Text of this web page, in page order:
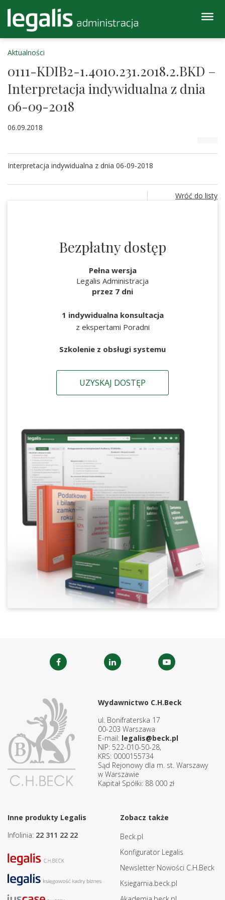
Aktualności
0111-KDIB2-1.4010.231.2018.2.BKD –
Interpretacja indywidualna z dnia
06-09-2018
06.09.2018
Interpretacja indywidualna z dnia 06-09-2018
Wróć do listy
Bezpłatny dostęp
Pełna wersja
Legalis Administracja
przez 7 dni
1 indywidualna konsultacja
z ekspertami Poradni
Szkolenie z obsługi systemu
UZYSKAJ DOSTĘP
Wydawnictwo C.H.Beck
ul. Bonifraterska 17
00-203 Warszawa
E-mail: legalis@beck.pl
NIP: 522-010-50-28,
KRS: 0000155734
Sąd Rejonowy dla m. st. Warszawy
w Warszawie
Kapitał Spółki: 88 000 zł
Inne produkty Legalis
Infolinia: 22 311 22 22
Zobacz także
Beck.pl
Konfigurator Legalis
Newsletter Nowości C.H.Beck
Ksiegarnia.beck.pl